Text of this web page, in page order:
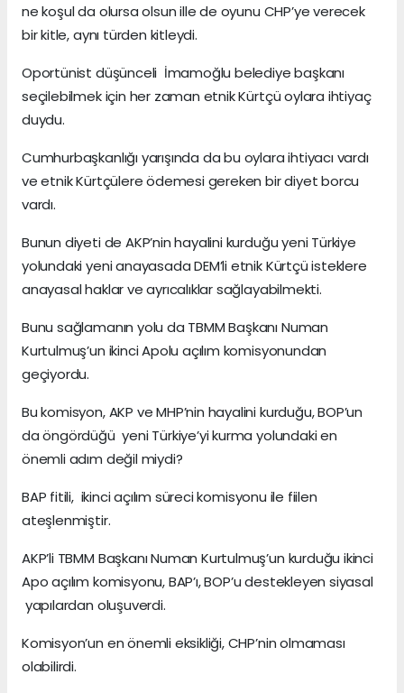
ne koşul da olursa olsun ille de oyunu CHP’ye verecek
bir kitle, aynı türden kitleydi.
Oportünist düşünceli İmamoğlu belediye başkanı
seçilebilmek için her zaman etnik Kürtçü oylara ihtiyaç
duydu.
Cumhurbaşkanlığı yarışında da bu oylara ihtiyacı vardı
ve etnik Kürtçülere ödemesi gereken bir diyet borcu
vardı.
Bunun diyeti de AKP’nin hayalini kurduğu yeni Türkiye
yolundaki yeni anayasada DEM’li etnik Kürtçü isteklere
anayasal haklar ve ayrıcalıklar sağlayabilmekti.
Bunu sağlamanın yolu da TBMM Başkanı Numan
Kurtulmuş’un ikinci Apolu açılım komisyonundan
geçiyordu.
Bu komisyon, AKP ve MHP’nin hayalini kurduğu, BOP’un
da öngördüğü yeni Türkiye’yi kurma yolundaki en
önemli adım değil miydi?
BAP fitili, ikinci açılım süreci komisyonu ile fiilen
ateşlenmiştir.
AKP’li TBMM Başkanı Numan Kurtulmuş’un kurduğu ikinci
Apo açılım komisyonu, BAP’ı, BOP’u destekleyen siyasal
yapılardan oluşuverdi.
Komisyon’un en önemli eksikliği, CHP’nin olmaması
olabilirdi.